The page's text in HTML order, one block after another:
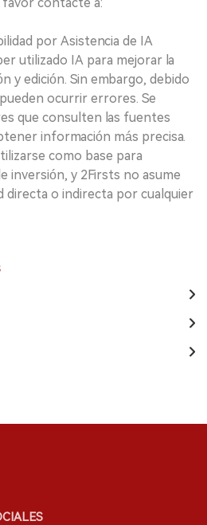
por Asistencia de IA
utilizado IA para mejorar la
y edición. Sin embargo, debido
ocurrir errores. Se
que consulten las fuentes
información más precisa.
como base para
inversión, y 2Firsts no asume
directa o indirecta por cualquier